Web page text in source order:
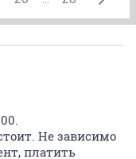
Не зависимо
платить